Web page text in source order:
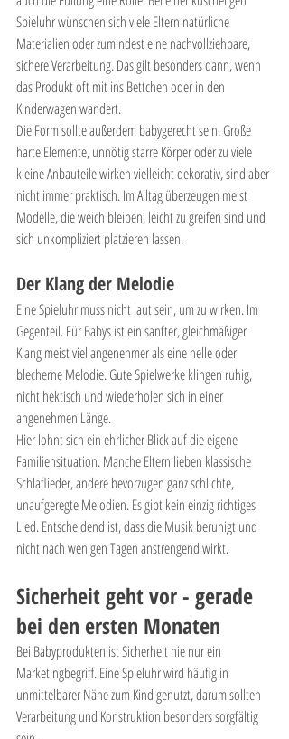
Spieluhr wünschen sich viele Eltern natürliche
Materialien oder zumindest eine nachvollziehbare,
sichere Verarbeitung. Das gilt besonders dann, wenn
das Produkt oft mit ins Bettchen oder in den
Kinderwagen wandert.
Die Form sollte außerdem babygerecht sein. Große
harte Elemente, unnötig starre Körper oder zu viele
kleine Anbauteile wirken vielleicht dekorativ, sind aber
nicht immer praktisch. Im Alltag überzeugen meist
Modelle, die weich bleiben, leicht zu greifen sind und
sich unkompliziert platzieren lassen.
Der Klang der Melodie
Eine Spieluhr muss nicht laut sein, um zu wirken. Im
Gegenteil. Für Babys ist ein sanfter, gleichmäßiger
Klang meist viel angenehmer als eine helle oder
blecherne Melodie. Gute Spielwerke klingen ruhig,
nicht hektisch und wiederholen sich in einer
angenehmen Länge.
Hier lohnt sich ein ehrlicher Blick auf die eigene
Familiensituation. Manche Eltern lieben klassische
Schlaflieder, andere bevorzugen ganz schlichte,
unaufgeregte Melodien. Es gibt kein einzig richtiges
Lied. Entscheidend ist, dass die Musik beruhigt und
nicht nach wenigen Tagen anstrengend wirkt.
Sicherheit geht vor - gerade
bei den ersten Monaten
Bei Babyprodukten ist Sicherheit nie nur ein
Marketingbegriff. Eine Spieluhr wird häufig in
unmittelbarer Nähe zum Kind genutzt, darum sollten
Verarbeitung und Konstruktion besonders sorgfältig